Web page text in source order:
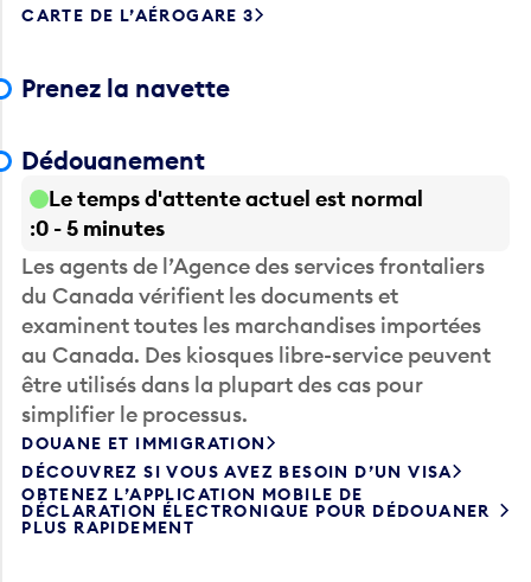
CARTE DE L’AÉROGARE 3
Prenez la navette
Dédouanement
Le temps d'attente actuel est normal
0 - 5 minutes
Les agents de l’Agence des services frontaliers
du Canada vérifient les documents et
examinent toutes les marchandises importées
au Canada. Des kiosques libre-service peuvent
être utilisés dans la plupart des cas pour
simplifier le processus.
DOUANE ET IMMIGRATION
DÉCOUVREZ SI VOUS AVEZ BESOIN D’UN VISA
OBTENEZ L’APPLICATION MOBILE DE
DÉCLARATION ÉLECTRONIQUE POUR DÉDOUANER
PLUS RAPIDEMENT